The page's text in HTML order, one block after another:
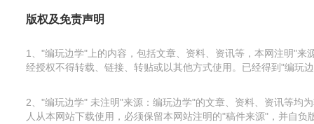
版权及免责声明
1、"编玩边学"上的内容，包括文章、资料、资讯等，本网注明"
经授权不得转载、链接、转贴或以其他方式使用。已经得到"编玩
2、"编玩边学" 未注明"来源：编玩边学"的文章、资料、资讯等均
人从本网站下载使用，必须保留本网站注明的"稿件来源"，并自